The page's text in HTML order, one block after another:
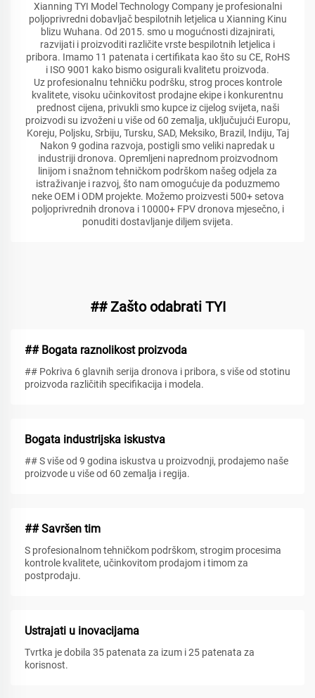
Xianning TYI Model Technology Company je profesionalni
poljoprivredni dobavljač bespilotnih letjelica u Xianning Kinu
blizu Wuhana. Od 2015. smo u mogućnosti dizajnirati,
razvijati i proizvoditi različite vrste bespilotnih letjelica i
pribora. Imamo 11 patenata i certifikata kao što su CE, RoHS
i ISO 9001 kako bismo osigurali kvalitetu proizvoda.
Uz profesionalnu tehničku podršku, strog proces kontrole
kvalitete, visoku učinkovitost prodajne ekipe i konkurentnu
prednost cijena, privukli smo kupce iz cijelog svijeta, naši
proizvodi su izvoženi u više od 60 zemalja, uključujući Europu,
Koreju, Poljsku, Srbiju, Tursku, SAD, Meksiko, Brazil, Indiju, Taj
Nakon 9 godina razvoja, postigli smo veliki napredak u
industriji dronova. Opremljeni naprednom proizvodnom
linijom i snažnom tehničkom podrškom našeg odjela za
istraživanje i razvoj, što nam omogućuje da poduzmemo
neke OEM i ODM projekte. Možemo proizvesti 500+ setova
poljoprivrednih dronova i 10000+ FPV dronova mjesečno, i
ponuditi dostavljanje diljem svijeta.
## Zašto odabrati TYI
## Bogata raznolikost proizvoda
## Pokriva 6 glavnih serija dronova i pribora, s više od stotinu
proizvoda različitih specifikacija i modela.
Bogata industrijska iskustva
## S više od 9 godina iskustva u proizvodnji, prodajemo naše
proizvode u više od 60 zemalja i regija.
## Savršen tim
S profesionalnom tehničkom podrškom, strogim procesima
kontrole kvalitete, učinkovitom prodajom i timom za
postprodaju.
Ustrajati u inovacijama
Tvrtka je dobila 35 patenata za izum i 25 patenata za
korisnost.